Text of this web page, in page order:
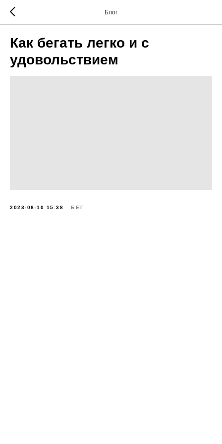
Блог
Как бегать легко и с
удовольствием
2023-08-10 15:38 БЕГ